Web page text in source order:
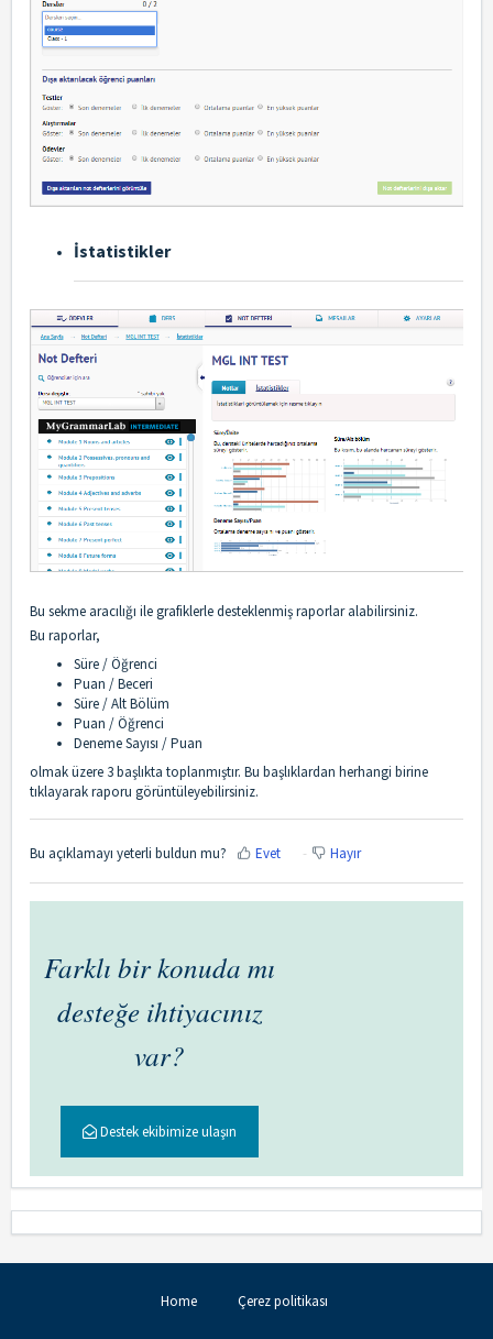
İstatistikler
Bu sekme aracılığı ile grafiklerle desteklenmiş raporlar alabilirsiniz.
Bu raporlar,
Süre / Öğrenci
Puan / Beceri
Süre / Alt Bölüm
Puan / Öğrenci
Deneme Sayısı / Puan
olmak üzere 3 başlıkta toplanmıştır. Bu başlıklardan herhangi birine
tıklayarak raporu görüntüleyebilirsiniz.
Bu açıklamayı yeterli buldun mu? Evet Hayır
Farklı bir konuda mı
desteğe ihtiyacınız
var?
Destek ekibimize ulaşın
Home Çerez politikası